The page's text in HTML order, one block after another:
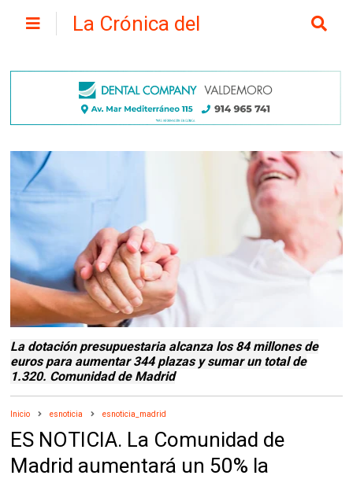
La Crónica del
La dotación presupuestaria alcanza los 84 millones de
euros para aumentar 344 plazas y sumar un total de
1.320. Comunidad de Madrid
Inicio esnoticia esnoticia_madrid
ES NOTICIA. La Comunidad de
Madrid aumentará un 50% la